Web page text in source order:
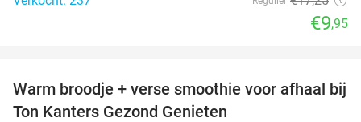
€9,95
43%
Warm broodje + verse smoothie voor afhaal bij
Ton Kanters Gezond Genieten